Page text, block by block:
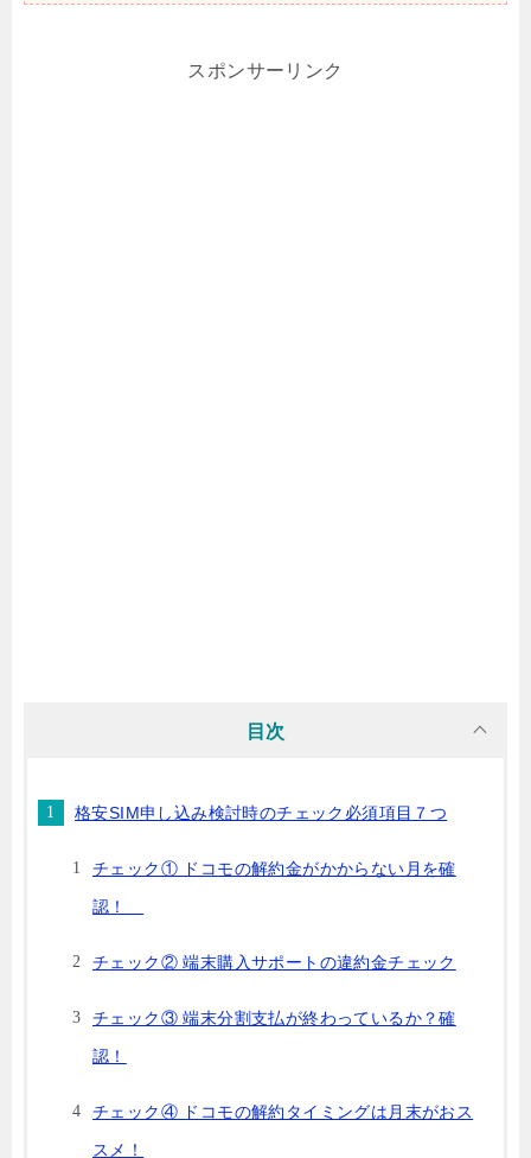
スポンサーリンク
目次
格安SIM申し込み検討時のチェック必須項目７つ
チェック① ドコモの解約金がかからない月を確
認！
チェック② 端末購入サポートの違約金チェック
チェック③ 端末分割支払が終わっているか？確
認！
チェック④ ドコモの解約タイミングは月末がおス
スメ！